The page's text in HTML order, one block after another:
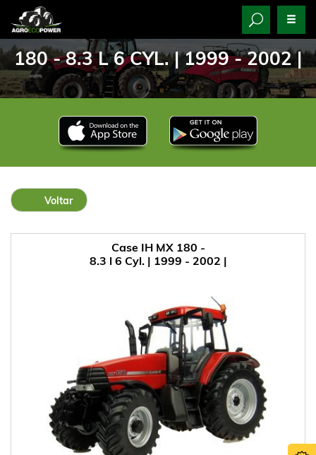
180 - 8.3 L 6 CYL. | 1999 - 2002 |
Voltar
Case IH MX 180 -
8.3 l 6 Cyl. | 1999 - 2002 |